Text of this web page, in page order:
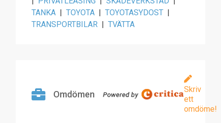
TANKA | TOYOTA | TOYOTASYDOST |
TRANSPORTBILAR | TVÄTTA
Omdömen
Skriv
ett
omdöme!